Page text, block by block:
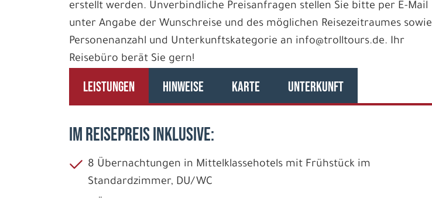
erstellt werden. Unverbindliche Preisanfragen stellen Sie bitte per E-Mail
unter Angabe der Wunschreise und des möglichen Reisezeitraumes sowie
Personenanzahl und Unterkunftskategorie an info@trolltours.de. Ihr
Reisebüro berät Sie gern!
LEISTUNGEN HINWEISE KARTE UNTERKUNFT
IM REISEPREIS INKLUSIVE:
8 Übernachtungen in Mittelklassehotels mit Frühstück im
Standardzimmer, DU/WC